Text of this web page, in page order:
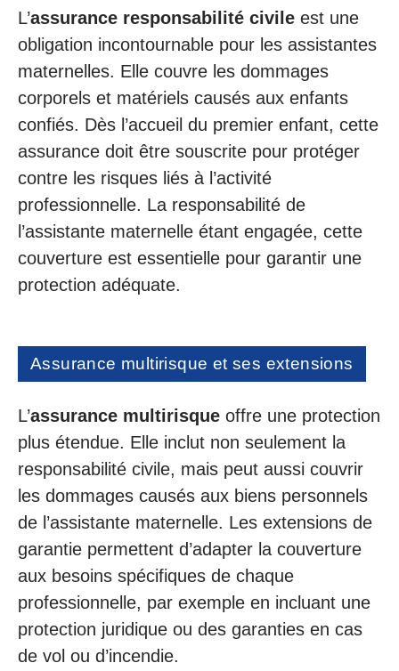
L’assurance responsabilité civile est une
obligation incontournable pour les assistantes
maternelles. Elle couvre les dommages
corporels et matériels causés aux enfants
confiés. Dès l’accueil du premier enfant, cette
assurance doit être souscrite pour protéger
contre les risques liés à l’activité
professionnelle. La responsabilité de
l’assistante maternelle étant engagée, cette
couverture est essentielle pour garantir une
protection adéquate.
Assurance multirisque et ses extensions
L’assurance multirisque offre une protection
plus étendue. Elle inclut non seulement la
responsabilité civile, mais peut aussi couvrir
les dommages causés aux biens personnels
de l’assistante maternelle. Les extensions de
garantie permettent d’adapter la couverture
aux besoins spécifiques de chaque
professionnelle, par exemple en incluant une
protection juridique ou des garanties en cas
de vol ou d’incendie.